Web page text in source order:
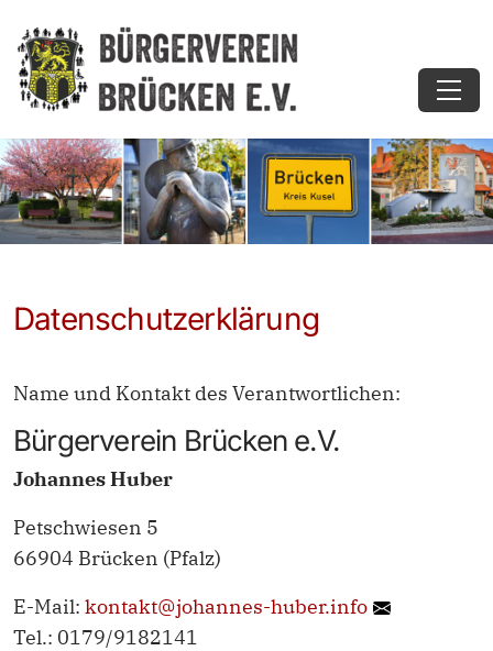
Datenschutzerklärung
Name und Kontakt des Verantwortlichen:
Bürgerverein Brücken e.V.
Johannes Huber
Petschwiesen 5
66904 Brücken (Pfalz)
E-Mail: kontakt@johannes-huber.info
Tel.: 0179/9182141